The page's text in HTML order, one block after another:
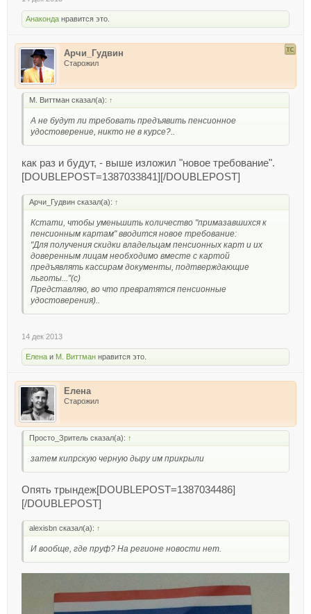
Анаконда нравится это.
Арчи_Гудвин
Старожил
М. Виттман сказал(а): ↑
А не будут ли требовать предъявить пенсионное
удостоверение, никто не в курсе?..
как раз и будут, - выше изложил "новое требование".
[DOUBLEPOST=1387033841][/DOUBLEPOST]
Арчи_Гудвин сказал(а): ↑
Кстати, чтобы уменьшить количество "примазавшихся к
пенсионным картам" вводится новое требование:
"Для получения скидки владельцам пенсионных карт и их
доверенным лицам необходимо вместе с картой
предъявлять кассирам документы, подтверждающие
льготы..."(с)
Представляю, во что превратятся пенсионные
удостоверения)..
14 дек 2013
Елена и М. Виттман нравится это.
Елена
Старожил
Просто_Зритель сказал(а): ↑
затем кипрскую черную дыру им прикрыли
Опять трындеж[DOUBLEPOST=1387034486]
[/DOUBLEPOST]
alexisbn сказал(а): ↑
И вообще, где пруф? На регионе новости нет.